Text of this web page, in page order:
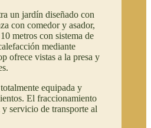
un jardín diseñado con
con comedor y asador,
metros con sistema de
mediante
ofrece vistas a la presa y
equipada y
El fraccionamiento
servicio de transporte al